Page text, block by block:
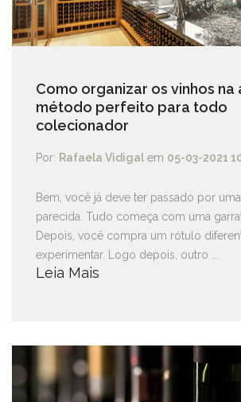
Como organizar os vinhos na
método perfeito para todo
colecionador
Por: Rafaela Vidigal em 05-03-2021
Bem, você já deve ter passado por
parecida. Tudo começa com uma
Depois, você compra um rótulo
experimentar. Logo depois, outro ...
Leia Mais